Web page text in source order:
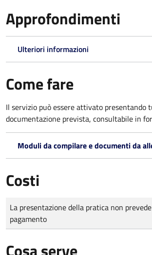
Approfondimenti
Ulteriori informazioni
Come fare
Il servizio può essere attivato presentando
documentazione prevista, consultabile in
Moduli da compilare e documenti da
Costi
Tipo di pagamento
Importo
La presentazione della pratica non
pagamento